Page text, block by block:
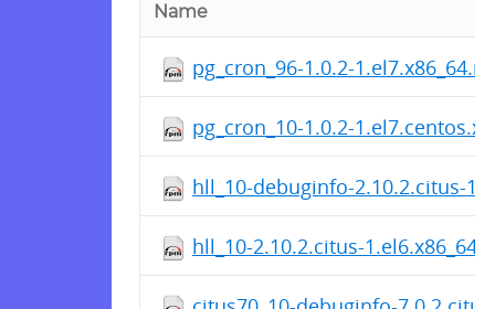
Name
pg_cron_96-1.0.2-
pg_cron_10-1.0.2-
hll_10-debuginfo-2.10.2.citus-
hll_10-2.10.2.citus-